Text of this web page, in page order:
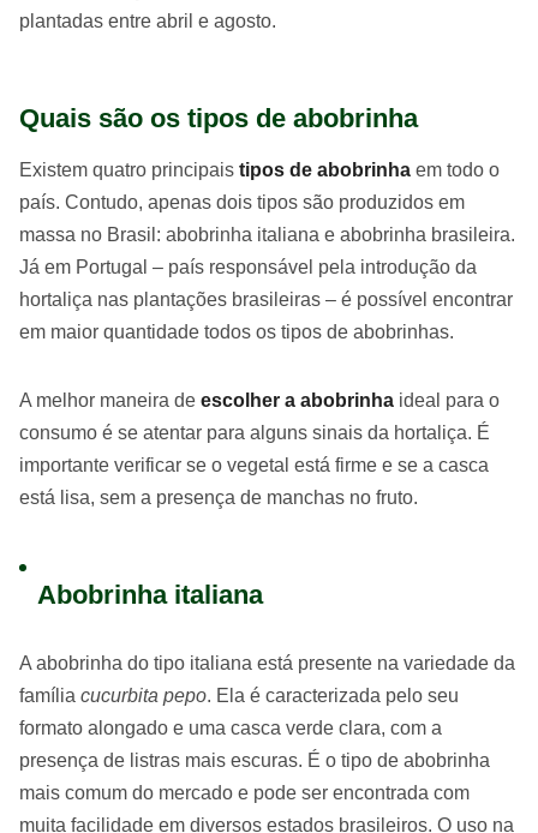
plantadas entre abril e agosto.
Quais são os tipos de abobrinha
Existem quatro principais tipos de abobrinha em todo o
país. Contudo, apenas dois tipos são produzidos em
massa no Brasil: abobrinha italiana e abobrinha brasileira.
Já em Portugal – país responsável pela introdução da
hortaliça nas plantações brasileiras – é possível encontrar
em maior quantidade todos os tipos de abobrinhas.
A melhor maneira de escolher a abobrinha ideal para o
consumo é se atentar para alguns sinais da hortaliça. É
importante verificar se o vegetal está firme e se a casca
está lisa, sem a presença de manchas no fruto.
Abobrinha italiana
A abobrinha do tipo italiana está presente na variedade da
família cucurbita pepo. Ela é caracterizada pelo seu
formato alongado e uma casca verde clara, com a
presença de listras mais escuras. É o tipo de abobrinha
mais comum do mercado e pode ser encontrada com
muita facilidade em diversos estados brasileiros. O uso na